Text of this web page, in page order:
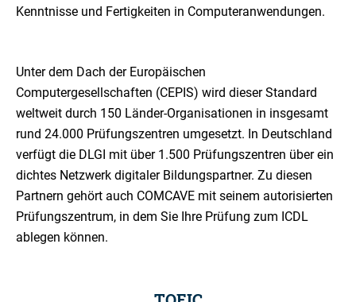
Kenntnisse und Fertigkeiten in Computeranwendungen.
Unter dem Dach der Europäischen
Computergesellschaften (CEPIS) wird dieser Standard
weltweit durch 150 Länder-Organisationen in insgesamt
rund 24.000 Prüfungszentren umgesetzt. In Deutschland
verfügt die DLGI mit über 1.500 Prüfungszentren über ein
dichtes Netzwerk digitaler Bildungspartner. Zu diesen
Partnern gehört auch COMCAVE mit seinem autorisierten
Prüfungszentrum, in dem Sie Ihre Prüfung zum ICDL
ablegen können.